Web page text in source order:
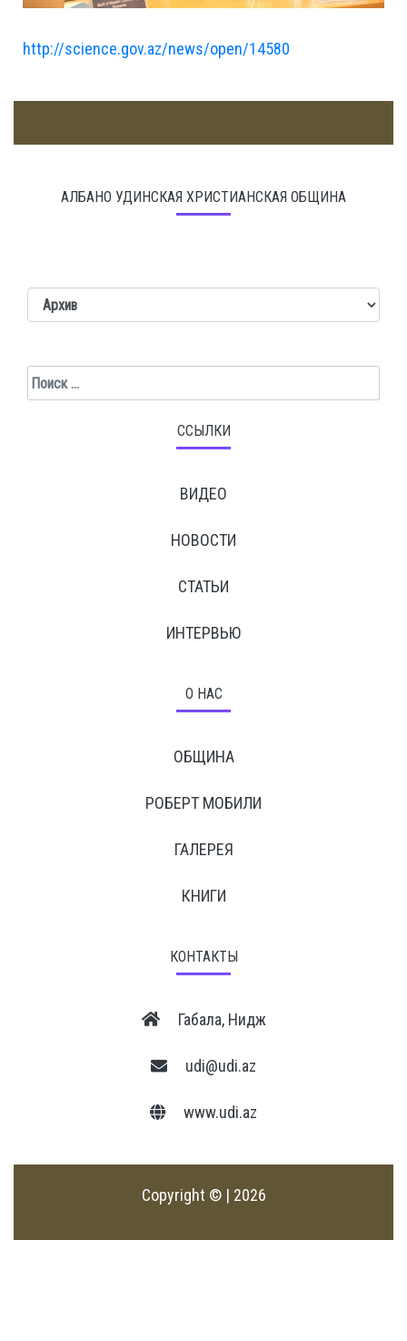
http://science.gov.az/news/open/14580
АЛБАНО УДИНСКАЯ ХРИСТИАНСКАЯ ОБЩИНА
ССЫЛКИ
ВИДЕО
НОВОСТИ
СТАТЬИ
ИНТЕРВЬЮ
О НАС
ОБЩИНА
РОБЕРТ МОБИЛИ
ГАЛЕРЕЯ
КНИГИ
КОНТАКТЫ
Габала, Нидж
udi@udi.az
www.udi.az
Copyright © | 2026